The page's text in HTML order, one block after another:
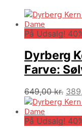
På Udsalg!
Dyrberg
Farve:
649,00kr. Den
var:
På Udsalg!